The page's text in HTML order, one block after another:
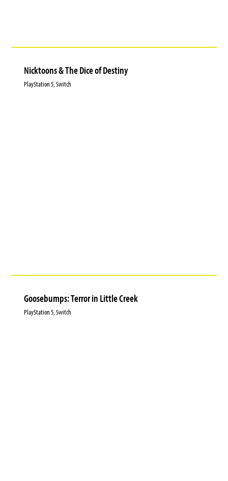
Nicktoons & The Dice of Destiny
PlayStation 5, Switch
Goosebumps: Terror in Little Creek
PlayStation 5, Switch